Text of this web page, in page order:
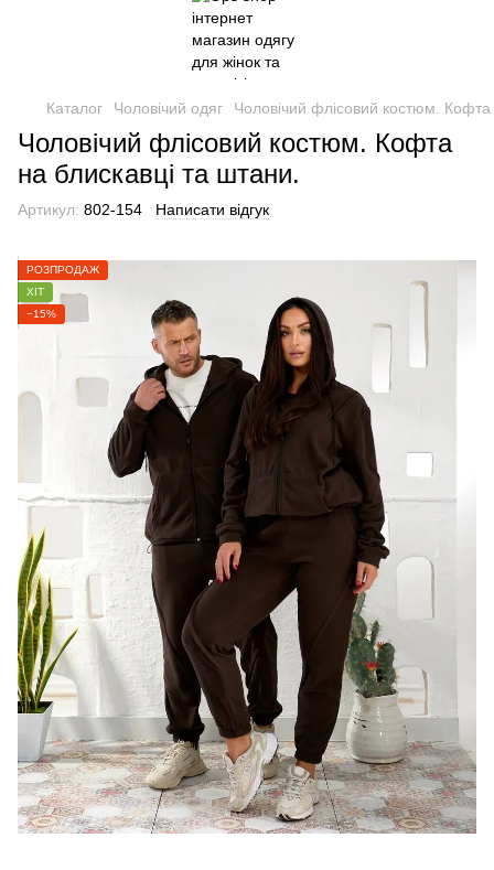
Каталог Чоловічий одяг Чоловічий флісовий костюм. Кофта
Чоловічий флісовий костюм. Кофта
на блискавці та штани.
Артикул: 802-154 Написати відгук
РОЗПРОДАЖ
ХІТ
−15%